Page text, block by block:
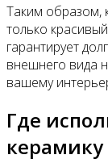
Таким образом,
только
гарантирует
внешнего вида
вашему
Где